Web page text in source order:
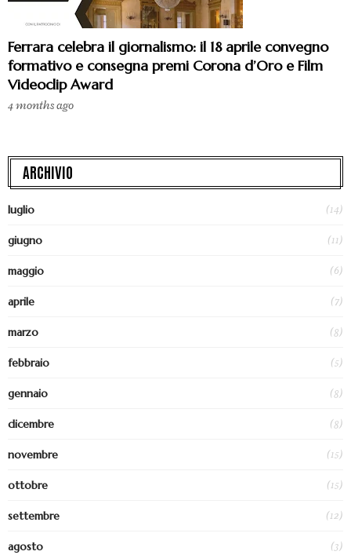
Ferrara celebra il giornalismo: il 18 aprile convegno
formativo e consegna premi Corona d’Oro e Film
Videoclip Award
4 months ago
ARCHIVIO
luglio (14)
giugno (11)
maggio (6)
aprile (7)
marzo (8)
febbraio (5)
gennaio (8)
dicembre (8)
novembre (15)
ottobre (15)
settembre (12)
agosto (3)